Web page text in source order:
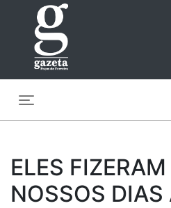
ELES
NOSSOS DIAS